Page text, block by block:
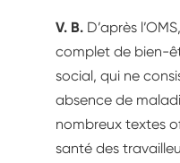
V. B. D’après
complet de bien-
social, qui ne
absence de
nombreux textes
santé des